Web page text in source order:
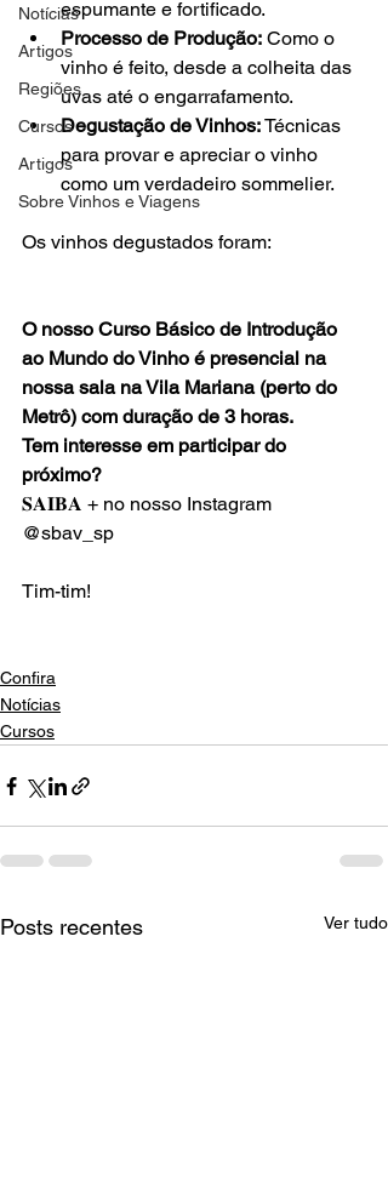
Notícias
Artigos
Regiões
Cursos
Artigos
Sobre Vinhos e Viagens
espumante e fortificado.
Processo de Produção: Como o
vinho é feito, desde a colheita das
uvas até o engarrafamento.
Degustação de Vinhos: Técnicas
para provar e apreciar o vinho
como um verdadeiro sommelier.
Os vinhos degustados foram:
O nosso Curso Básico de Introdução
ao Mundo do Vinho é presencial na
nossa sala na Vila Mariana (perto do
Metrô) com duração de 3 horas.
Tem interesse em participar do
próximo?
𝐒𝐀𝐈𝐁𝐀 + no nosso Instagram
@sbav_sp
Tim-tim!
Confira
Notícias
Cursos
Posts recentes Ver tudo